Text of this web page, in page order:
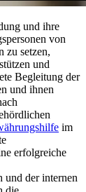
und ihre
von
zu setzen,
und
Begleitung der
und ihnen
im
erfolgreiche
und der internen